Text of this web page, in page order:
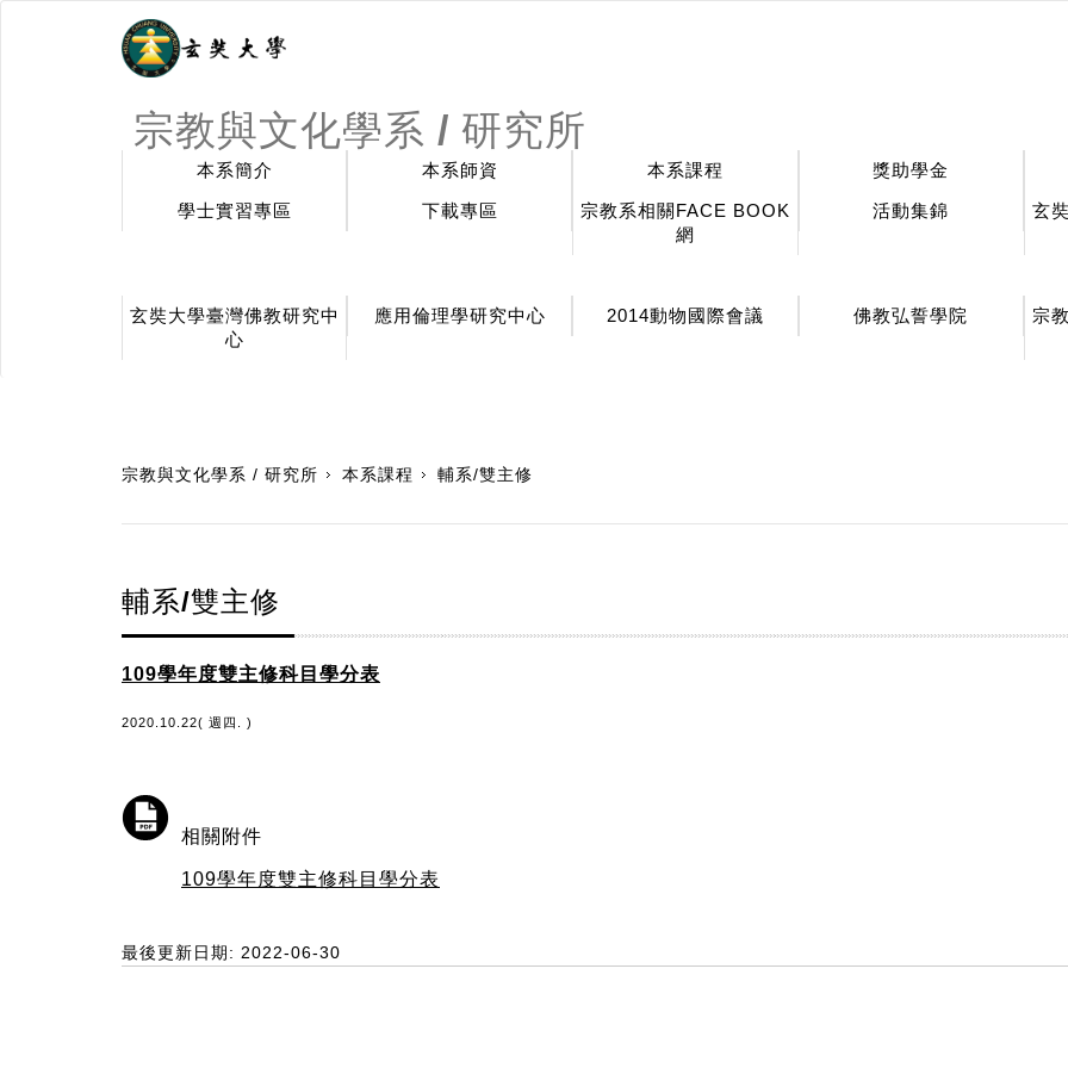
宗教與文化學系 / 研究所
本系簡介 本系師資 本系課程
獎助學金
學士實習專區
下載專區
宗教系相關FACE BOOK
網
活動集錦 玄
玄奘大學臺灣佛教研究中
心
應用倫理學研究中心 2014動物國際會議 佛教弘誓學院 宗
宗教與文化學系 / 研究所 本系課程 輔系/雙主修
輔系/雙主修
109學年度雙主修科目學分表
2020.10.22( 週四. )
相關附件
109學年度雙主修科目學分表
最後更新日期: 2022-06-30